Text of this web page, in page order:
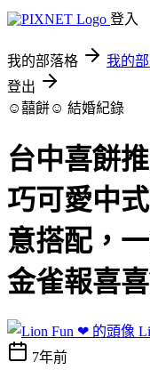
登入
我的部落格 我的
登出
☺囍餅☺ 結婚紀錄
台中喜餅
巧可愛中
意搭配，
金雀報喜
7年前